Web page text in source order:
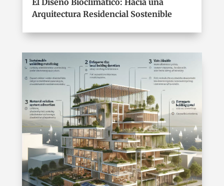
El Diseño Bioclimático: Hacia una
Arquitectura Residencial Sostenible